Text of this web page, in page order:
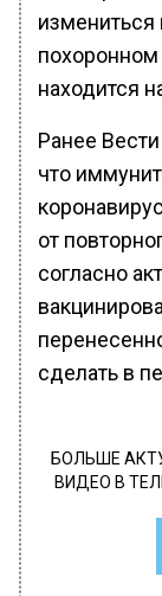
измениться
похоронном
находится
Ранее
что
от
согласно
сделать в
БОЛЬШЕ
ВИДЕО В